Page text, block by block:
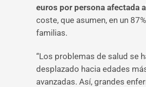
euros por persona afectada
coste, que asumen, en un
familias.
“Los problemas de salud se
desplazado hacia edades
avanzadas. Así, grandes